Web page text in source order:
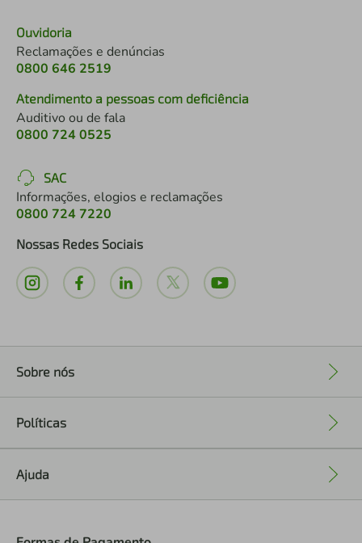
Ouvidoria
Reclamações e denúncias
0800 646 2519
Atendimento a pessoas com deficiência
Auditivo ou de fala
0800 724 0525
SAC
Informações, elogios e reclamações
0800 724 7220
Nossas Redes Sociais
Sobre nós
Políticas
Ajuda